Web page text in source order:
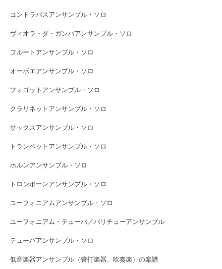
コントラバスアンサンブル・ソロ
ヴィオラ・ダ・ガンバアンサンブル・ソロ
フルートアンサンブル・ソロ
オーボエアンサンブル・ソロ
フォゴットアンサンブル・ソロ
クラリネットアンサンブル・ソロ
サックスアンサンブル・ソロ
トランペットアンサンブル・ソロ
ホルンアンサンブル・ソロ
トロンボーンアンサンブル・ソロ
ユーフォニアムアンサンブル・ソロ
ユーフォニアム・テューバ／バリチューアンサンブル
テューバアンサンブル・ソロ
低音楽器アンサンブル（管打楽器、吹奏楽）の楽譜